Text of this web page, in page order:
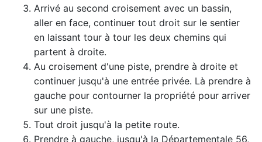
Arrivé au second croisement avec un bassin,
aller en face, continuer tout droit sur le sentier
en laissant tour à tour les deux chemins qui
partent à droite.
Au croisement d'une piste, prendre à droite et
continuer jusqu'à une entrée privée. Là prendre à
gauche pour contourner la propriété pour arriver
sur une piste.
Tout droit jusqu'à la petite route.
Prendre à gauche, jusqu'à la Départementale 56,